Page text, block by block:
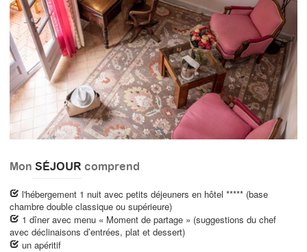
Mon SÉJOUR comprend
l'hébergement 1 nuit avec petits déjeuners en hôtel ***** (base
chambre double classique ou supérieure)
1 dîner avec menu « Moment de partage » (suggestions du chef
avec déclinaisons d’entrées, plat et dessert)
un apéritif